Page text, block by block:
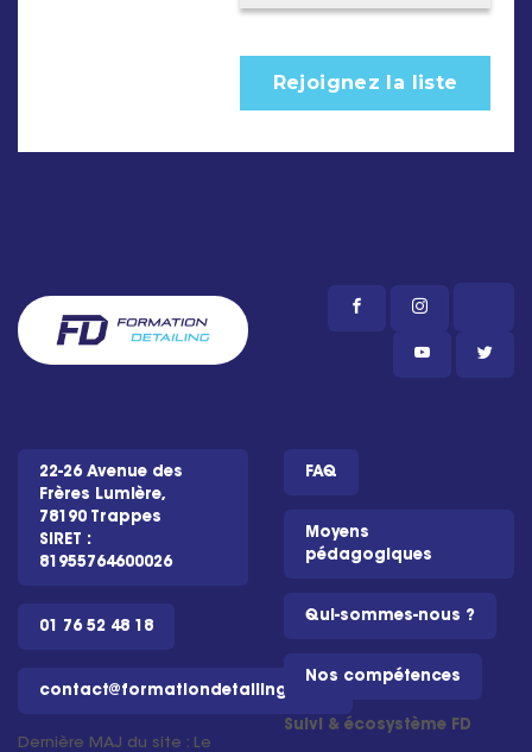
22-26 Avenue des
Frères Lumière,
78190 Trappes
SIRET :
81955764600026
01 76 52 48 18
contact@formationdetailing.com
Dernière MAJ du site : Le
FAQ
Moyens
pédagogiques
Qui-sommes-nous ?
Nos compétences
Suivi & écosystème FD